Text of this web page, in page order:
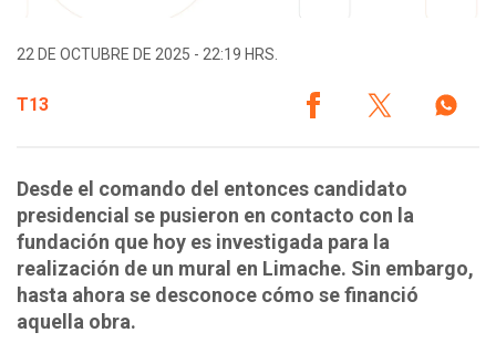
22 DE OCTUBRE DE 2025 - 22:19 HRS.
T13
Desde el comando del entonces candidato
presidencial se pusieron en contacto con la
fundación que hoy es investigada para la
realización de un mural en Limache. Sin embargo,
hasta ahora se desconoce cómo se financió
aquella obra.